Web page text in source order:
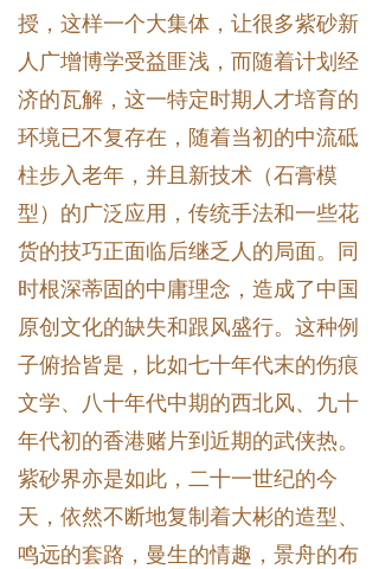
授，这样一个大集体，让很多紫砂新
人广增博学受益匪浅，而随着计划经
济的瓦解，这一特定时期人才培育的
环境已不复存在，随着当初的中流砥
柱步入老年，并且新技术（石膏模
型）的广泛应用，传统手法和一些花
货的技巧正面临后继乏人的局面。同
时根深蒂固的中庸理念，造成了中国
原创文化的缺失和跟风盛行。这种例
子俯拾皆是，比如七十年代末的伤痕
文学、八十年代中期的西北风、九十
年代初的香港赌片到近期的武侠热。
紫砂界亦是如此，二十一世纪的今
天，依然不断地复制着大彬的造型、
鸣远的套路，曼生的情趣，景舟的布